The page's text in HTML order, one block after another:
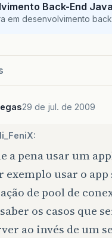
Back-End Java
em desenvolvimento
29 de jul. de 2009
a pena usar um
exemplo usar o
de pool de
os casos que
ao invés de um